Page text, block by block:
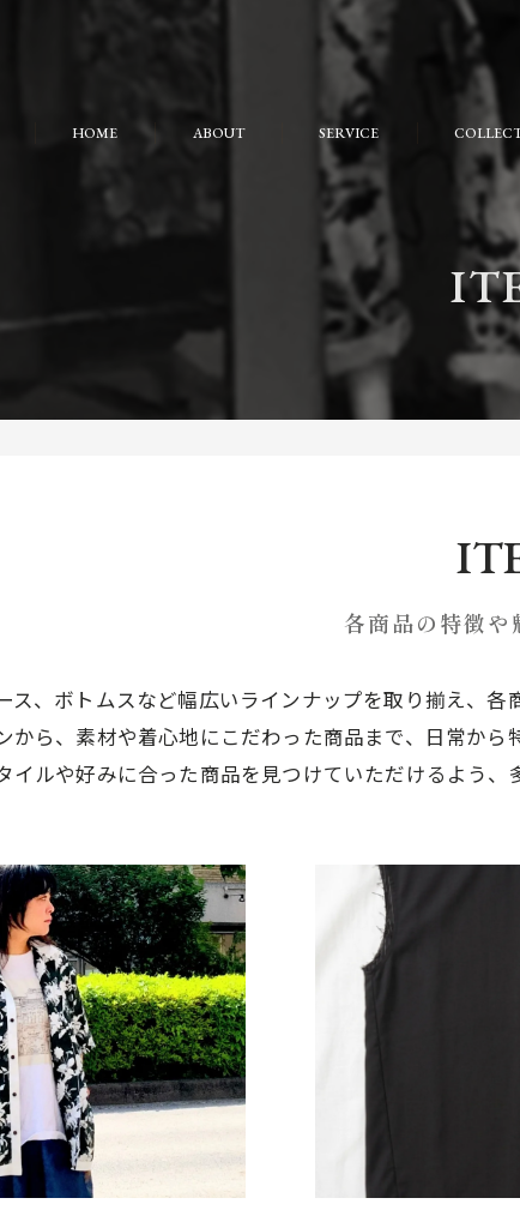
HOME ABOUT SERVICE
各商品の特徴や
ス、ボトムスなど幅広いラインナップを取り揃え、
から、素材や着心地にこだわった商品まで、日常か
イルや好みに合った商品を見つけていただけるよう、